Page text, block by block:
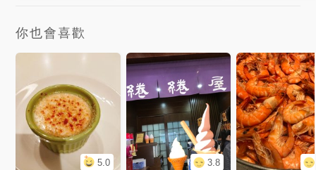
你也會喜歡
5.0 3.8